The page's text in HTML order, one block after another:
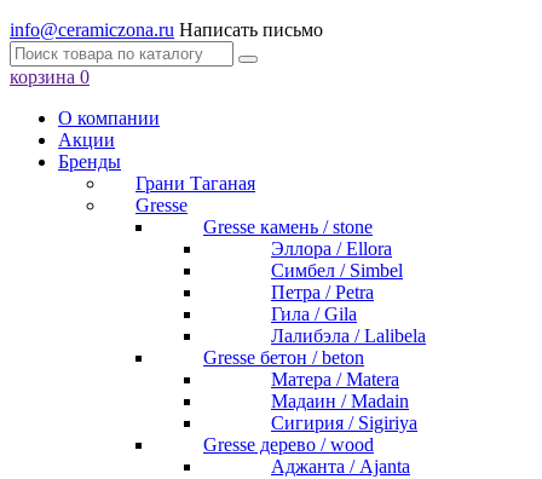
info@ceramiczona.ru Написать письмо
корзина 0
О компании
Акции
Бренды
Грани Таганая
Gresse
Gresse камень / stone
Эллора / Ellora
Симбел / Simbel
Петра / Petra
Гила / Gila
Лалибэла / Lalibela
Gresse бетон / beton
Матера / Matera
Мадаин / Madain
Сигирия / Sigiriya
Gresse дерево / wood
Аджанта / Ajanta